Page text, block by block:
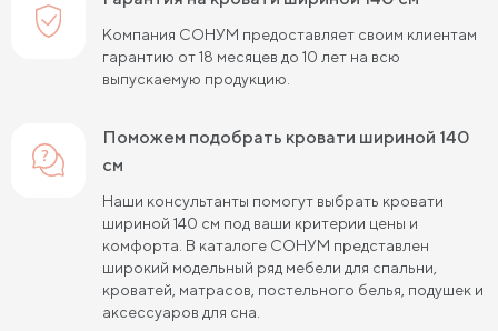
Кровати белого цвета
Кровати цвета графит Кровати желтого цвета
Кровати красного цвета Кровати оранжевого цвета
Кровати розового цвета Кровати серого цвета
Кровати синего цвета Кровати фиолетового цвета
Кровати черного цвета Кровати бежевого цвета
Компания СОНУМ предоставляет своим клиентам
гарантию от 18 месяцев до 10 лет на всю
выпускаемую продукцию.
Поможем подобрать кровати шириной 140
см
Наши консультанты помогут выбрать кровати
шириной 140 см под ваши критерии цены и
комфорта. В каталоге СОНУМ представлен
широкий модельный ряд мебели для спальни,
кроватей, матрасов, постельного белья, подушек и
аксессуаров для сна.